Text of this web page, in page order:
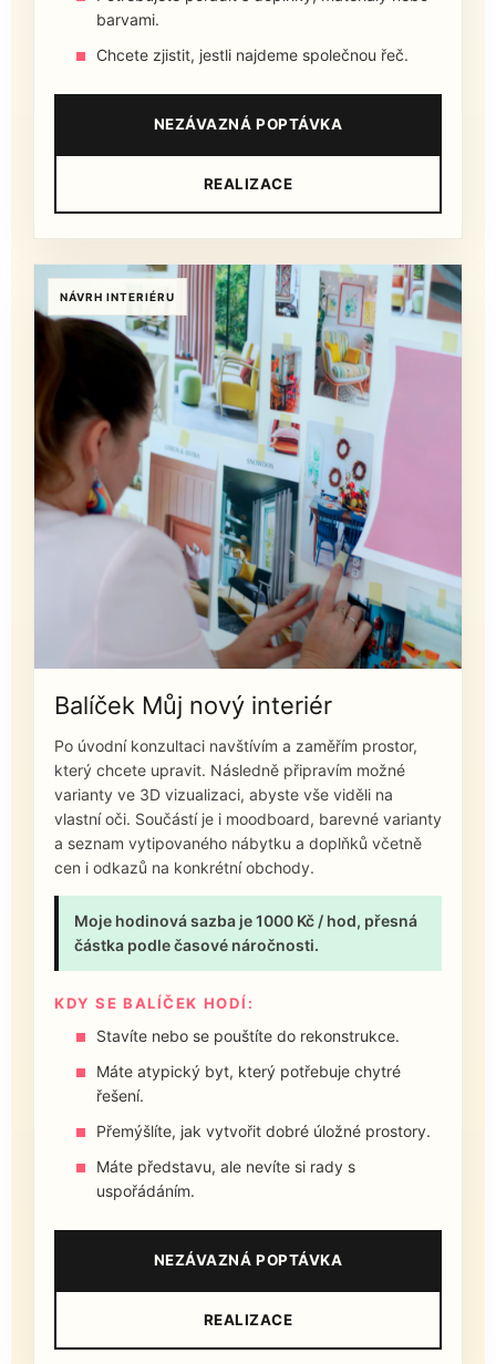
barvami.
Chcete zjistit, jestli najdeme společnou řeč.
NEZÁVAZNÁ POPTÁVKA
REALIZACE
NÁVRH INTERIÉRU
Balíček Můj nový interiér
Po úvodní konzultaci navštívím a zaměřím prostor,
který chcete upravit. Následně připravím možné
varianty ve 3D vizualizaci, abyste vše viděli na
vlastní oči. Součástí je i moodboard, barevné varianty
a seznam vytipovaného nábytku a doplňků včetně
cen i odkazů na konkrétní obchody.
Moje hodinová sazba je 1000 Kč / hod, přesná
částka podle časové náročnosti.
KDY SE BALÍČEK HODÍ:
Stavíte nebo se pouštíte do rekonstrukce.
Máte atypický byt, který potřebuje chytré
řešení.
Přemýšlíte, jak vytvořit dobré úložné prostory.
Máte představu, ale nevíte si rady s
uspořádáním.
NEZÁVAZNÁ POPTÁVKA
REALIZACE